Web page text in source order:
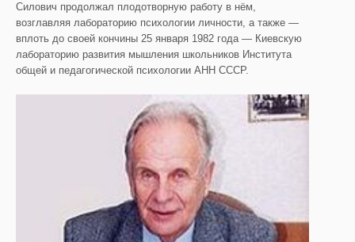
Силович продолжал плодотворную работу в нём,
возглавляя лабораторию психологии личности, а также —
вплоть до своей кончины 25 января 1982 года — Киевскую
лабораторию развития мышления школьников Института
общей и педагогической психологии АНН СССР.